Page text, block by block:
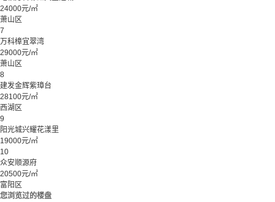
24000元/㎡
萧山区
7
万科樟宜翠湾
29000元/㎡
萧山区
8
建发金辉紫璋台
28100元/㎡
西湖区
9
阳光城兴耀花漾里
19000元/㎡
10
众安顺源府
20500元/㎡
富阳区
您浏览过的楼盘